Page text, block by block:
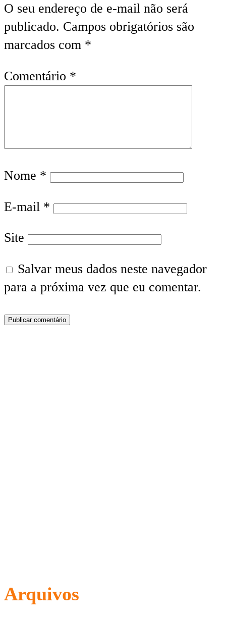
O seu endereço de e-mail não será
publicado. Campos obrigatórios são
marcados com *
Comentário *
Nome *
E-mail *
Site
Salvar meus dados neste navegador
para a próxima vez que eu comentar.
Arquivos